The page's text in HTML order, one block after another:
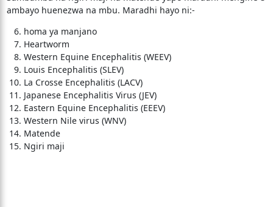
ambayo huenezwa na mbu. Maradhi hayo ni:-
homa ya manjano
Heartworm
Western Equine Encephalitis (WEEV)
Louis Encephalitis (SLEV)
La Crosse Encephalitis (LACV)
Japanese Encephalitis Virus (JEV)
Eastern Equine Encephalitis (EEEV)
Western Nile virus (WNV)
Matende
Ngiri maji